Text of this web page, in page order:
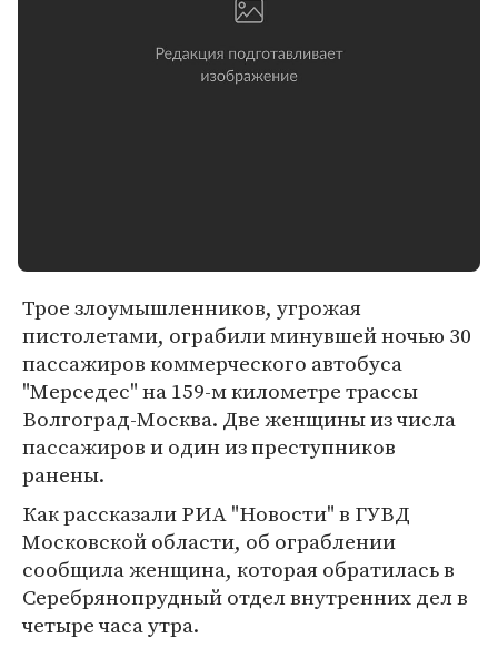
Трое злоумышленников, угрожая
пистолетами, ограбили минувшей ночью 30
пассажиров коммерческого автобуса
"Мерседес" на 159-м километре трассы
Волгоград-Москва. Две женщины из числа
пассажиров и один из преступников
ранены.
Как рассказали РИА "Новости" в ГУВД
Московской области, об ограблении
сообщила женщина, которая обратилась в
Серебрянопрудный отдел внутренних дел в
четыре часа утра.